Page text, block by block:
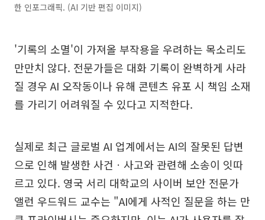
한 인포그래픽. (AI 기반 편집 이미지)
'기록의 소멸'이 가져올 부작용을 우려하는 목소리도
만만치 않다. 전문가들은 대화 기록이 완벽하게 사라
질 경우 AI 오작동이나 유해 콘텐츠 유포 시 책임 소재
를 가리기 어려워질 수 있다고 지적한다.
실제로 최근 글로벌 AI 업계에서는 AI의 잘못된 답변
으로 인해 발생한 사건ㆍ사고와 관련해 소송이 잇따
르고 있다. 영국 서리 대학교의 사이버 보안 전문가
앨런 우드워드 교수는 "AI에게 사적인 질문을 하는 만